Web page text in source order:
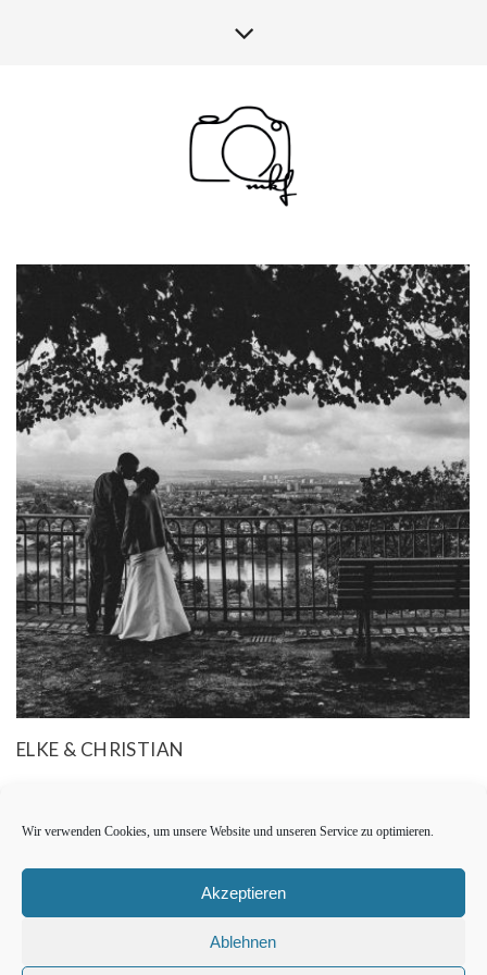
Wir verwenden Cookies, um unsere Website und unseren Service zu optimieren.
Akzeptieren
Ablehnen
ELKE & CHRISTIAN